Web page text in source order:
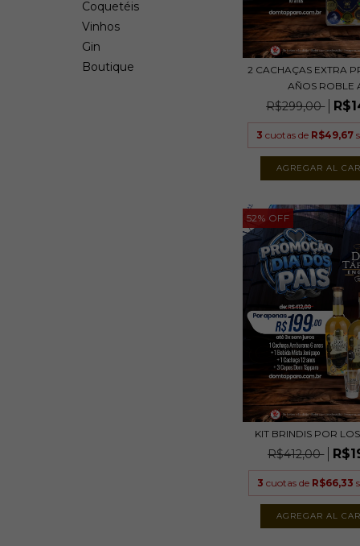
Coquetéis
Vinhos
Gin
Boutique
2 CACHAÇAS EXTRA
AÑOS ROBLE
R$299,00
3 cuotas de R$49,67
52% OFF
KIT BRINDIS POR
R$412,00
3 cuotas de R$66,33